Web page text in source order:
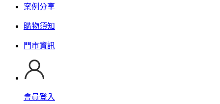
案例分享
購物須知
門市資訊
會員登入